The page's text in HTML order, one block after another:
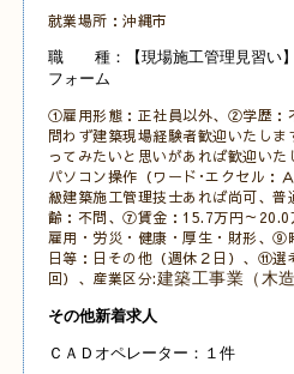
就業場所：沖縄市
職 種：【現場施工管理見習い】
フォーム
①雇用形態：正社員以外、②学歴：
問わず建築現場経験者歓迎いたし
ってみたいと思いがあれば歓迎い
パソコン操作（ワード･エクセル：
級建築施工管理技士あれば尚可、
齢：不問、⑦賃金：15.7万円～20.0
雇用・労災・健康・厚生・財形、⑨
日等：日その他 （週休２日）、⑪選
回）、産業区分:建築工事業（木
その他新着求人
ＣＡＤオペレーター：１件